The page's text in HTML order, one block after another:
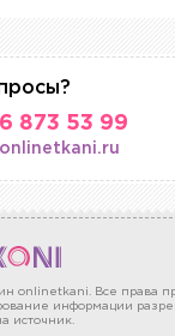
873 53 99
onlinetkani. Все права
информации
источник.